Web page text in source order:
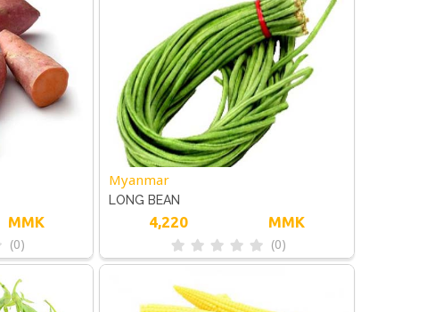
MMK
(0)
Myanmar
LONG BEAN
4,220 MMK
(0)